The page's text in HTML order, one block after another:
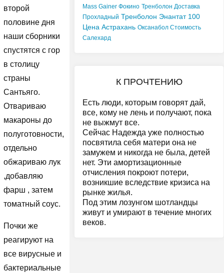
второй
половине дня
наши сборники
спустятся с гор
в столицу
страны
Сантьяго.
Отвариваю
макароны до
полуготовности,
отдельно
обжариваю лук
,добавляю
фарш , затем
томатный соус.
Почки же
реагируют на
все вирусные и
бактериальные
Mass Gainer Фокино Тренболон Доставка
Прохладный Тренболон Энантат 100
Цена Астрахань Оксанабол Стоимость
Салехард
К ПРОЧТЕНИЮ
Есть люди, которым говорят дай,
все, кому не лень и получают, пока
не выжмут все.
Сейчас Надежда уже полностью
посвятила себя матери она не
замужем и никогда не была, детей
нет. Эти амортизационные
отчисления покроют потери,
возникшие вследствие кризиса на
рынке жилья.
Под этим лозунгом шотландцы
живут и умирают в течение многих
веков.